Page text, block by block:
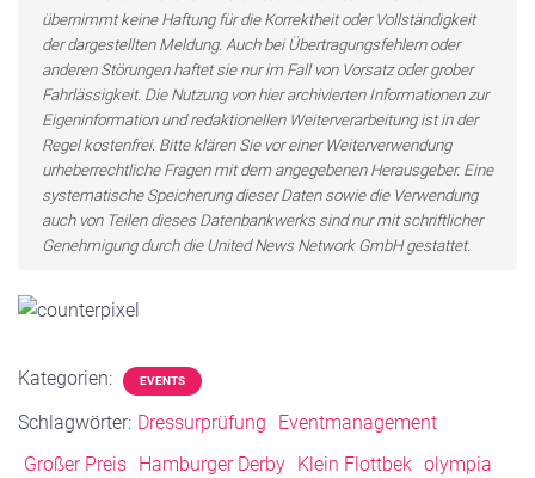
übernimmt keine Haftung für die Korrektheit oder Vollständigkeit
der dargestellten Meldung. Auch bei Übertragungsfehlern oder
anderen Störungen haftet sie nur im Fall von Vorsatz oder grober
Fahrlässigkeit. Die Nutzung von hier archivierten Informationen zur
Eigeninformation und redaktionellen Weiterverarbeitung ist in der
Regel kostenfrei. Bitte klären Sie vor einer Weiterverwendung
urheberrechtliche Fragen mit dem angegebenen Herausgeber. Eine
systematische Speicherung dieser Daten sowie die Verwendung
auch von Teilen dieses Datenbankwerks sind nur mit schriftlicher
Genehmigung durch die United News Network GmbH gestattet.
Kategorien: EVENTS
Schlagwörter: Dressurprüfung
Eventmanagement
Großer Preis
Hamburger Derby Klein Flottbek olympia